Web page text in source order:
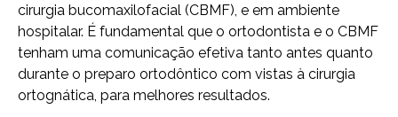
cirurgia bucomaxilofacial (CBMF), e em ambiente
hospitalar. É fundamental que o ortodontista e o CBMF
tenham uma comunicação efetiva tanto antes quanto
durante o preparo ortodôntico com vistas à cirurgia
ortognática, para melhores resultados.